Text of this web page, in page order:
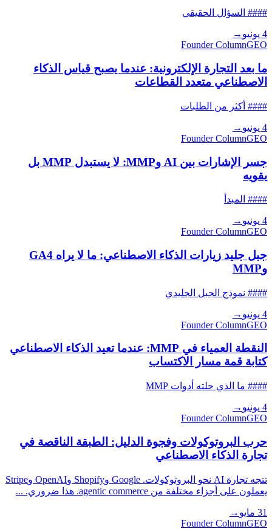
#### السؤال الحقيقي
4 يونيو
→
Founder ColumnGEO
ما بعد التجارة الإلكترونية: عندما يصبح قياس الذكاء
الاصطناعي متعدد القطاعات
#### أكثر من الطلبات
4 يونيو
→
Founder ColumnGEO
جسر الإشارات بين AI وMMP: لا يستبدل MMP بل
يقويه
#### المبدأ
4 يونيو
→
Founder ColumnGEO
جبل جليد زيارات الذكاء الاصطناعي: ما لا يراه GA4
وMMP
#### نموذج الجبل الجليدي
4 يونيو
→
Founder ColumnGEO
النقطة العمياء في MMP: عندما تعيد الذكاء الاصطناعي
كتابة قمة مسار الاكتساب
#### ما الذي حلته أدوات MMP
4 يونيو
→
Founder ColumnGEO
حرب البروتوكولات وفجوة الدليل: الطبقة الناقصة في
تجارة الذكاء الاصطناعي
تتجه تجارة AI نحو البروتوكولات. Google وShopify وOpenAI وStripe
يعملون على أجزاء مختلفة من agentic commerce. هذا ضروري. ...
31 مايو
→
Founder ColumnGEO